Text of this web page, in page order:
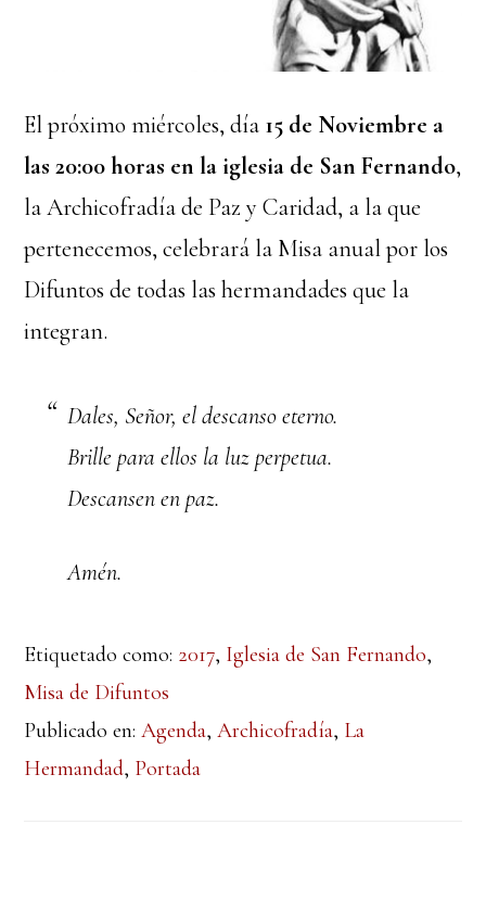
El próximo miércoles, día 15 de Noviembre a
las 20:00 horas en la iglesia de San Fernando,
la Archicofradía de Paz y Caridad, a la que
pertenecemos, celebrará la Misa anual por los
Difuntos de todas las hermandades que la
integran.
Dales, Señor, el descanso eterno.
Brille para ellos la luz perpetua.
Descansen en paz.
Amén.
Etiquetado como: 2017, Iglesia de San Fernando,
Misa de Difuntos
Publicado en:Agenda,Archicofradía, La
Hermandad, Portada